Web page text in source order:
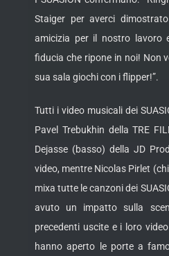
Staiger per averci
amicizia per il nostro lavoro
fiducia che ripone in noi! Non
sua sala giochi con i flipper!”.
Tutti i video musicali dei
Pavel Trebukhin della TRE
Dejasse (basso) della JD
video, mentre Nicolas Pirlet
mixa tutte le canzoni dei
avuto un impatto sulla
precedenti uscite e i loro
hanno aperto le porte a